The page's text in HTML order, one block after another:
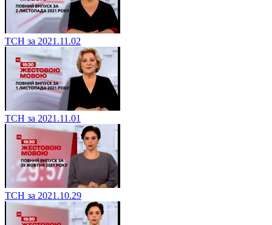
ТСН за 2021.11.02
ТСН за 2021.11.01
ТСН за 2021.10.29